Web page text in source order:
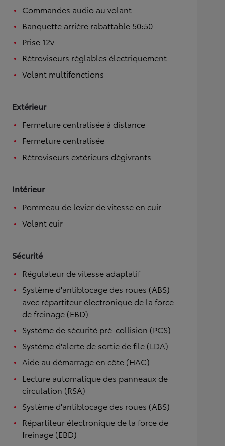
Commandes audio au volant
Banquette arrière rabattable 50:50
Prise 12v
Rétroviseurs réglables électriquement
Volant multifonctions
Extérieur
Fermeture centralisée à distance
Fermeture centralisée
Rétroviseurs extérieurs dégivrants
Intérieur
Pommeau de levier de vitesse en cuir
Volant cuir
Sécurité
Régulateur de vitesse adaptatif
Système d'antiblocage des roues (ABS)
avec répartiteur électronique de la force
de freinage (EBD)
Système de sécurité pré-collision (PCS)
Système d'alerte de sortie de file (LDA)
Aide au démarrage en côte (HAC)
Lecture automatique des panneaux de
circulation (RSA)
Système d'antiblocage des roues (ABS)
Répartiteur électronique de la force de
freinage (EBD)